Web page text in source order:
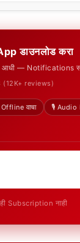
डाउनलोड करा
आधी — Notifications
(12K+ reviews)
वाचा
🎙️ Audio
Subscription नाही